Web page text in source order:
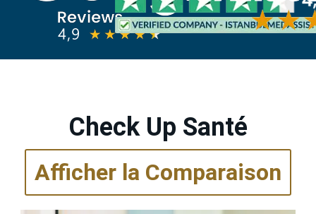
Check Up Santé
Afficher la Comparaison